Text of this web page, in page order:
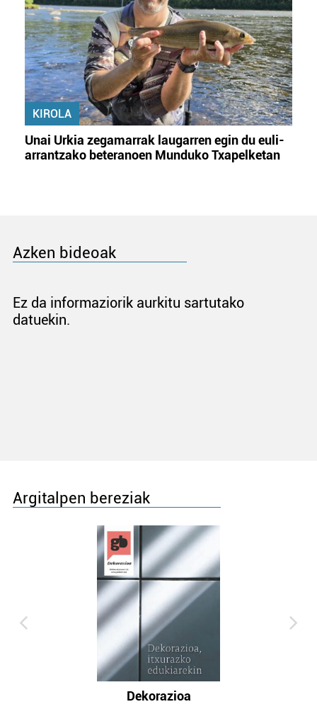
KIROLA
Unai Urkia zegamarrak laugarren egin du euli-
arrantzako beteranoen Munduko Txapelketan
Azken bideoak
Ez da informaziorik aurkitu sartutako
datuekin.
Argitalpen bereziak
Dekorazioa